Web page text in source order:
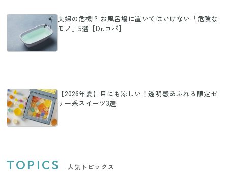
夫婦の危機!? お風呂場に置いてはいけない「危険な
モノ」5選【Dr.コパ】
【2026年夏】目にも涼しい！透明感あふれる限定ゼ
リー系スイーツ3選
TOPICS 人気トピックス